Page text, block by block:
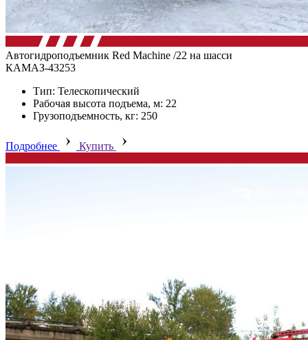
Автогидроподъемник Red Machine /22 на шасси
КАМАЗ-43253
Тип: Телескопический
Рабочая высота подъема, м: 22
Грузоподъемность, кг: 250
Подробнее Купить